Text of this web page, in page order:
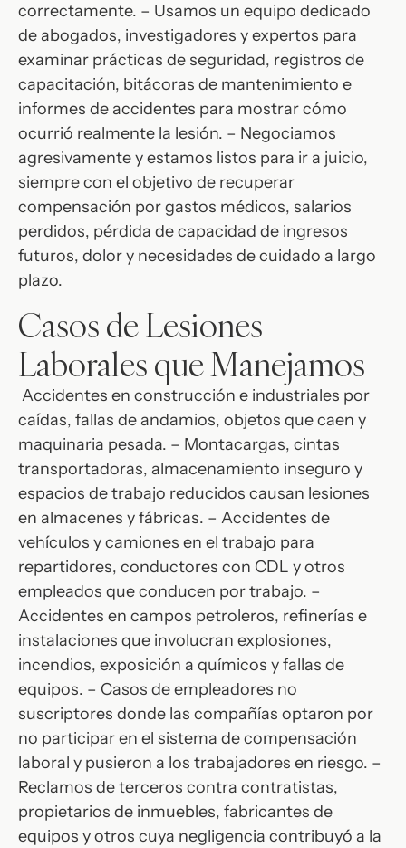
correctamente. – Usamos un equipo dedicado
de abogados, investigadores y expertos para
examinar prácticas de seguridad, registros de
capacitación, bitácoras de mantenimiento e
informes de accidentes para mostrar cómo
ocurrió realmente la lesión. – Negociamos
agresivamente y estamos listos para ir a juicio,
siempre con el objetivo de recuperar
compensación por gastos médicos, salarios
perdidos, pérdida de capacidad de ingresos
futuros, dolor y necesidades de cuidado a largo
plazo.
Casos de Lesiones
Laborales que Manejamos
Accidentes en construcción e industriales por
caídas, fallas de andamios, objetos que caen y
maquinaria pesada. – Montacargas, cintas
transportadoras, almacenamiento inseguro y
espacios de trabajo reducidos causan lesiones
en almacenes y fábricas. – Accidentes de
vehículos y camiones en el trabajo para
repartidores, conductores con CDL y otros
empleados que conducen por trabajo. –
Accidentes en campos petroleros, refinerías e
instalaciones que involucran explosiones,
incendios, exposición a químicos y fallas de
equipos. – Casos de empleadores no
suscriptores donde las compañías optaron por
no participar en el sistema de compensación
laboral y pusieron a los trabajadores en riesgo. –
Reclamos de terceros contra contratistas,
propietarios de inmuebles, fabricantes de
equipos y otros cuya negligencia contribuyó a la